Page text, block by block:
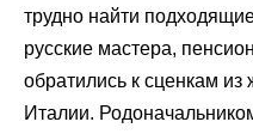
трудно найти
русские мастера,
обратились к сценкам
Италии.